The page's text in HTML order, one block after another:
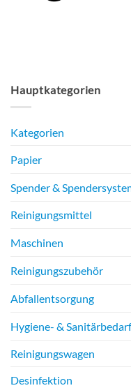
Hauptkategorien
Kategorien
Papier
Spender &
Reinigungsmittel
Maschinen
Reinigungszubehör
Abfallentsorgung
Hygiene- & Sanitärbedarf
Reinigungswagen
Desinfektion